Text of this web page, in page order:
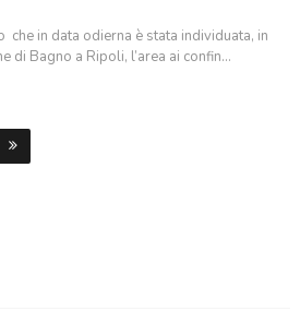
che in data odierna è stata individuata, in
di Bagno a Ripoli, l’area ai confin...